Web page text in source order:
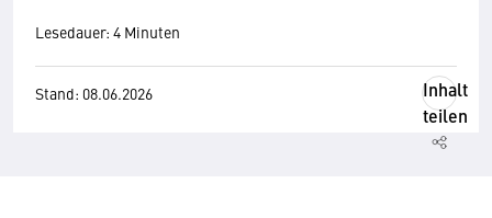
Lesedauer: 4 Minuten
Stand: 08.06.2026
Inhalt
teilen